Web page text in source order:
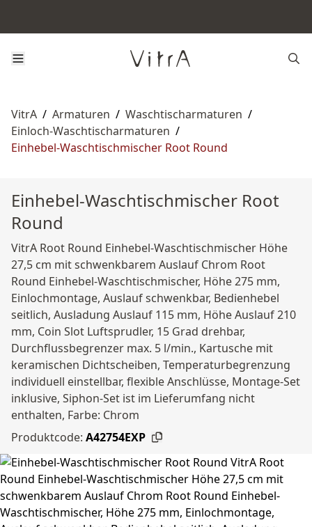
VitrA / Armaturen / Waschtischarmaturen /
Einloch-Waschtischarmaturen /
Einhebel-Waschtischmischer Root Round
Einhebel-Waschtischmischer Root
Round
VitrA Root Round Einhebel-Waschtischmischer Höhe
27,5 cm mit schwenkbarem Auslauf Chrom Root
Round Einhebel-Waschtischmischer, Höhe 275 mm,
Einlochmontage, Auslauf schwenkbar, Bedienhebel
seitlich, Ausladung Auslauf 115 mm, Höhe Auslauf 210
mm, Coin Slot Luftsprudler, 15 Grad drehbar,
Durchflussbegrenzer max. 5 l/min., Kartusche mit
keramischen Dichtscheiben, Temperaturbegrenzung
individuell einstellbar, flexible Anschlüsse, Montage-Set
inklusive, Siphon-Set ist im Lieferumfang nicht
enthalten, Farbe: Chrom
Produktcode: A42754EXP